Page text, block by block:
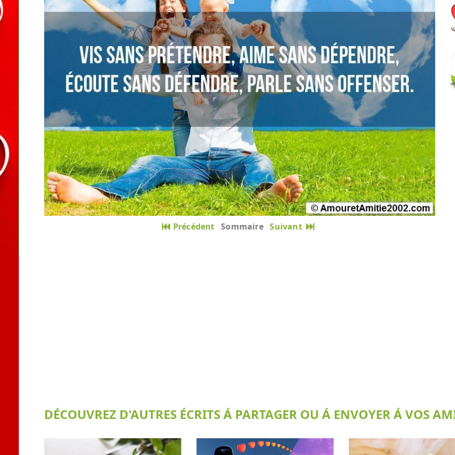
Précédent Sommaire Suivant
DÉCOUVREZ D'AUTRES ÉCRITS Á PARTAGER OU Á ENVOYER Á VOS